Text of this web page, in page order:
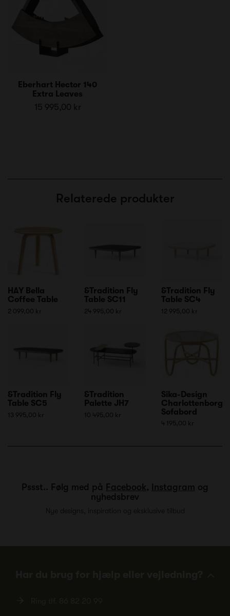
Eberhart Hector 140
Extra Leaves
15 995,00 kr
Relaterede produkter
HAY Bella
Coffee Table
2 099,00 kr
&Tradition Fly
Table SC11
24 995,00 kr
&Tradition Fly
Table SC4
12 995,00 kr
&Tradition Fly
Table SC5
13 995,00 kr
&Tradition
Palette JH7
10 495,00 kr
Sika-Design
Charlottenborg
Sofabord
4 195,00 kr
Pssst.. Følg med på Facebook, Instagram og
nyhedsbrev
Nye designs, inspiration og eksklusive tilbud